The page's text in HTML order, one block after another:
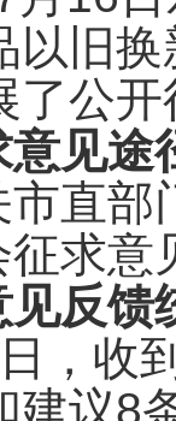
以旧
了公
见途
市直
征求意
反馈
，收
建议8